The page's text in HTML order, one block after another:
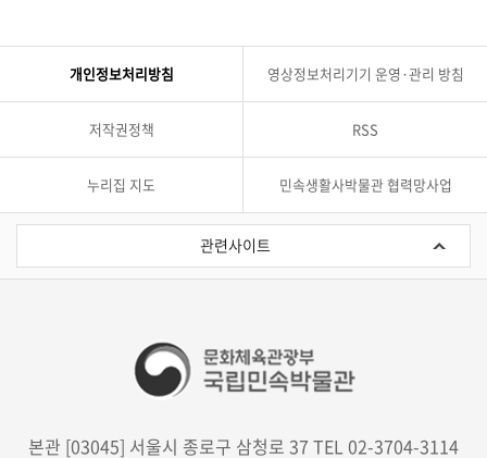
개인정보처리방침 영상정보처리기기 운영·관리 방침
저작권정책 RSS
누리집 지도 민속생활사박물관 협력망사업
관
이
관련사이트
본관 [03045] 서울시 종로구 삼청로 37 TEL 02-3704-3114